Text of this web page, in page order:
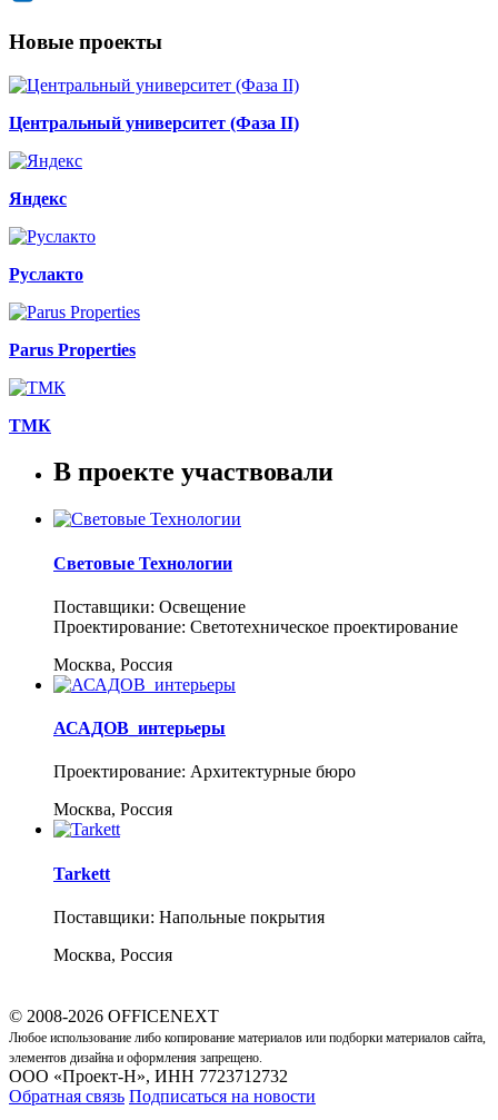
Новые проекты
Центральный университет (Фаза II)
Яндекс
Руслакто
Parus Properties
ТМК
В проекте участвовали
Световые Технологии
Поставщики: Освещение
Проектирование: Светотехническое проектирование
Москва, Россия
АСАДОВ_интерьеры
Проектирование: Архитектурные бюро
Москва, Россия
Tarkett
Поставщики: Напольные покрытия
Москва, Россия
© 2008-2026 OFFICENEXT
Любое использование либо копирование материалов или подборки материалов сайта,
элементов дизайна и оформления запрещено.
ООО «Проект-Н», ИНН 7723712732
Обратная связь Подписаться на новости